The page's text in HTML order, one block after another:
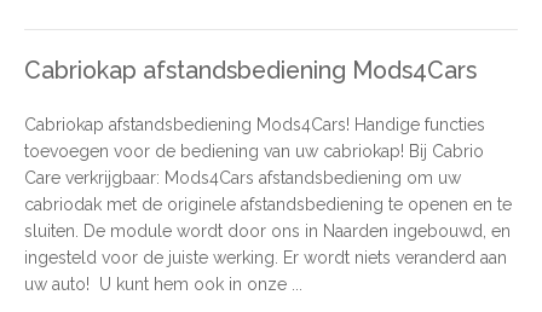
Cabriokap afstandsbediening Mods4Cars
Cabriokap afstandsbediening Mods4Cars! Handige functies
toevoegen voor de bediening van uw cabriokap! Bij Cabrio
Care verkrijgbaar: Mods4Cars afstandsbediening om uw
cabriodak met de originele afstandsbediening te openen en te
sluiten. De module wordt door ons in Naarden ingebouwd, en
ingesteld voor de juiste werking. Er wordt niets veranderd aan
uw auto! U kunt hem ook in onze ...